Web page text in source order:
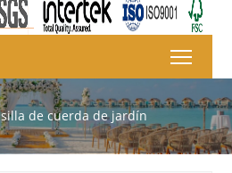
silla de cuerda de jardín